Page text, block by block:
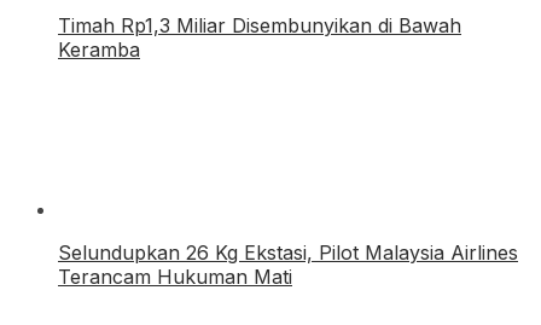
Timah Rp1,3 Miliar Disembunyikan di Bawah
Keramba
Selundupkan 26 Kg Ekstasi, Pilot Malaysia Airlines
Terancam Hukuman Mati